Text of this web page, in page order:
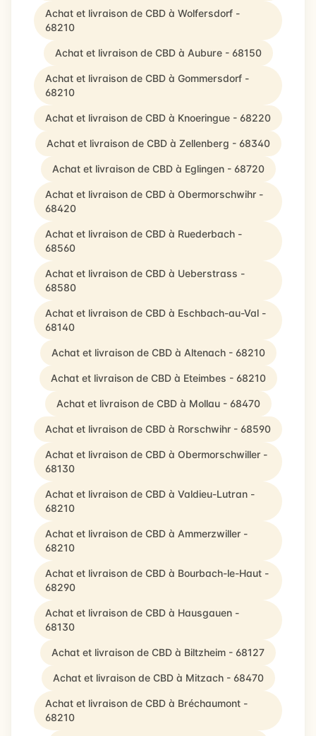
Achat et livraison de CBD à Wolfersdorf -
68210
Achat et livraison de CBD à Aubure - 68150
Achat et livraison de CBD à Gommersdorf -
68210
Achat et livraison de CBD à Knoeringue - 68220
Achat et livraison de CBD à Zellenberg - 68340
Achat et livraison de CBD à Eglingen - 68720
Achat et livraison de CBD à Obermorschwihr -
68420
Achat et livraison de CBD à Ruederbach -
68560
Achat et livraison de CBD à Ueberstrass -
68580
Achat et livraison de CBD à Eschbach-au-Val -
68140
Achat et livraison de CBD à Altenach - 68210
Achat et livraison de CBD à Eteimbes - 68210
Achat et livraison de CBD à Mollau - 68470
Achat et livraison de CBD à Rorschwihr - 68590
Achat et livraison de CBD à Obermorschwiller -
68130
Achat et livraison de CBD à Valdieu-Lutran -
68210
Achat et livraison de CBD à Ammerzwiller -
68210
Achat et livraison de CBD à Bourbach-le-Haut -
68290
Achat et livraison de CBD à Hausgauen -
68130
Achat et livraison de CBD à Biltzheim - 68127
Achat et livraison de CBD à Mitzach - 68470
Achat et livraison de CBD à Bréchaumont -
68210